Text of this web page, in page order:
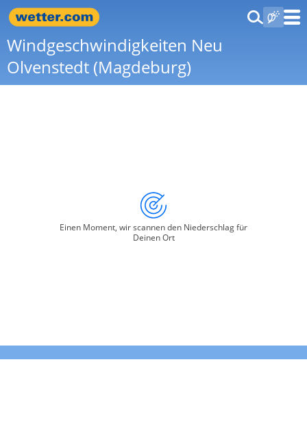
Windgeschwindigkeiten Neu
Olvenstedt (Magdeburg)
Einen Moment, wir scannen den Niederschlag für
Deinen Ort